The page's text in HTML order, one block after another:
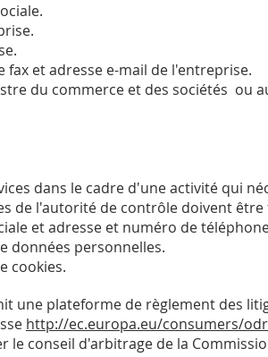
et adresse e-mail de l'entreprise.
du commerce et des sociétés ou
dans le cadre d'une activité qui
de l'autorité de contrôle doivent être
et adresse et numéro de
données personnelles.
cookies.
une plateforme de règlement des
http://ec.europa.eu/consumers/
conseil d'arbitrage de la